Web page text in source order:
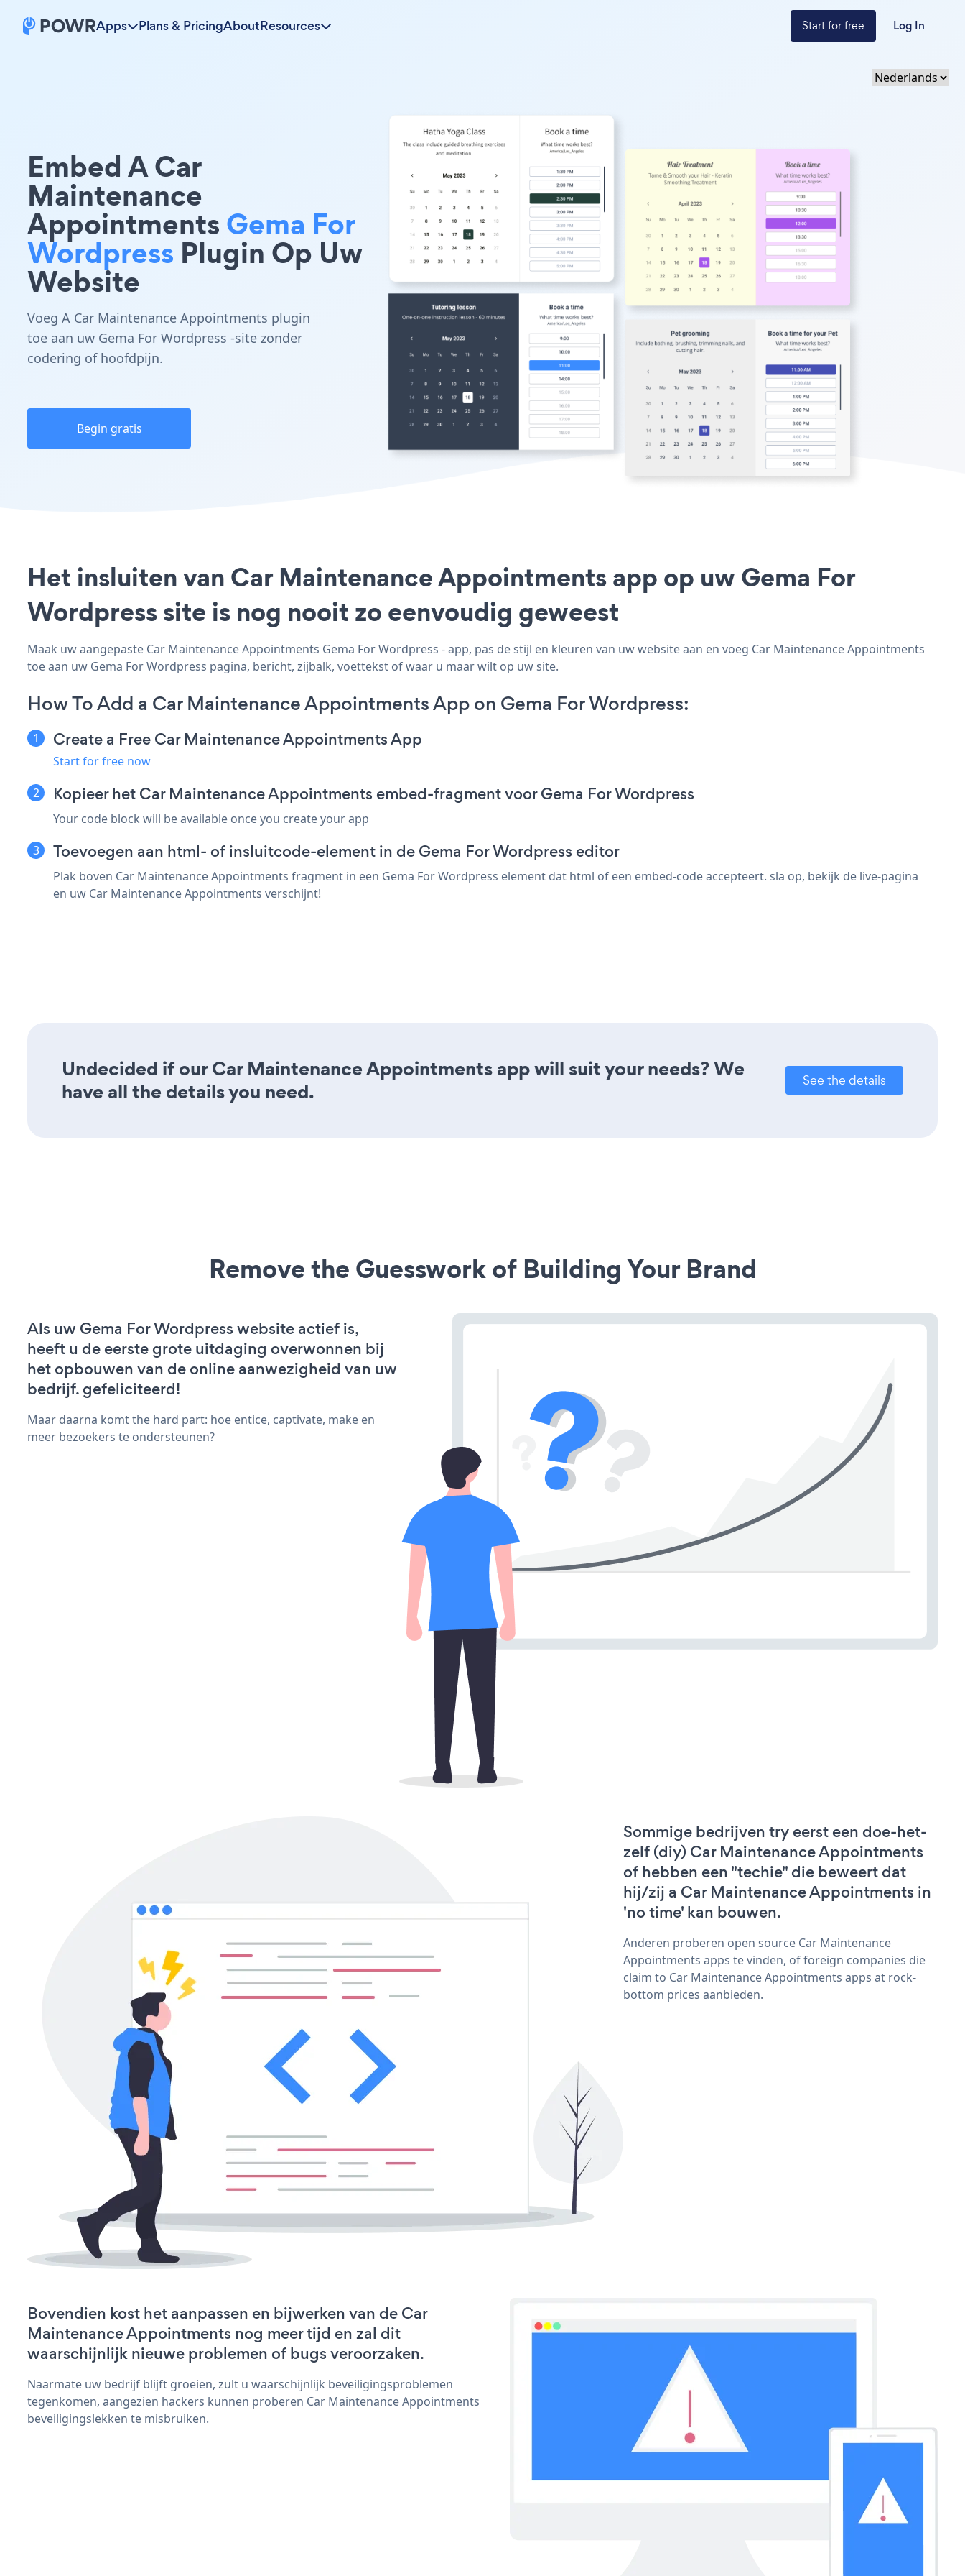
Apps Plans & PricingAboutResources Start for free Log In
Embed A Car
Maintenance
AppointmentsGema For
Wordpress Plugin Op Uw
Website
Voeg A Car Maintenance Appointments plugin
toe aan uw Gema For Wordpress -site zonder
codering of hoofdpijn.
Begin gratis
Het insluiten van Car Maintenance Appointments app op uw Gema For
Wordpress site is nog nooit zo eenvoudig geweest
Maak uw aangepaste Car Maintenance Appointments Gema For Wordpress - app, pas de stijl en kleuren van uw website aan en voeg Car Maintenance Appointments
toe aan uw Gema For Wordpress pagina, bericht, zijbalk, voettekst of waar u maar wilt op uw site.
How To Add a Car Maintenance Appointments App on Gema For Wordpress:
Create a Free Car Maintenance Appointments App
Start for free now
Kopieer het Car Maintenance Appointments embed-fragment voor Gema For Wordpress
Your code block will be available once you create your app
Toevoegen aan html- of insluitcode-element in de Gema For Wordpress editor
Plak boven Car Maintenance Appointments fragment in een Gema For Wordpress element dat html of een embed-code accepteert. sla op, bekijk de live-pagina
en uw Car Maintenance Appointments verschijnt!
Undecided if our Car Maintenance Appointments app will suit your needs? We
have all the details you need.
See the details
Remove the Guesswork of Building Your Brand
Als uw Gema For Wordpress website actief is,
heeft u de eerste grote uitdaging overwonnen bij
het opbouwen van de online aanwezigheid van uw
bedrijf. gefeliciteerd!
Maar daarna komt the hard part: hoe entice, captivate, make en
meer bezoekers te ondersteunen?
Sommige bedrijven try eerst een doe-het-
zelf (diy) Car Maintenance Appointments
of hebben een "techie" die beweert dat
hij/zij a Car Maintenance Appointments in
'no time' kan bouwen.
Anderen proberen open source Car Maintenance
Appointments apps te vinden, of foreign companies die
claim to Car Maintenance Appointments apps at rock-
bottom prices aanbieden.
Bovendien kost het aanpassen en bijwerken van de Car
Maintenance Appointments nog meer tijd en zal dit
waarschijnlijk nieuwe problemen of bugs veroorzaken.
Naarmate uw bedrijf blijft groeien, zult u waarschijnlijk beveiligingsproblemen
tegenkomen, aangezien hackers kunnen proberen Car Maintenance Appointments
beveiligingslekken te misbruiken.